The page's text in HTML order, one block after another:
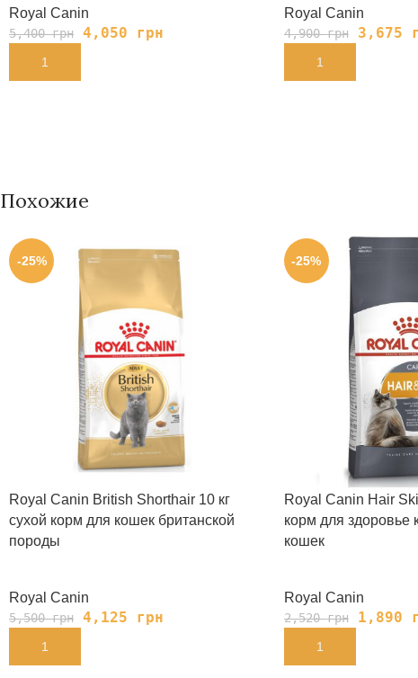
Royal Canin
5,400грн 4,050 грн
В КОРЗИНУ
Royal Canin
4,900грн 3,675
В КОРЗИНУ
Похожие
-25%
Royal Canin British Shorthair 10 кг
сухой корм для кошек британской
породы
Royal Canin
5,500грн 4,125 грн
В КОРЗИНУ
-25%
Royal Canin Hair
корм для здоровье
кошек
Royal Canin
2,520грн 1,890
В КОРЗИНУ